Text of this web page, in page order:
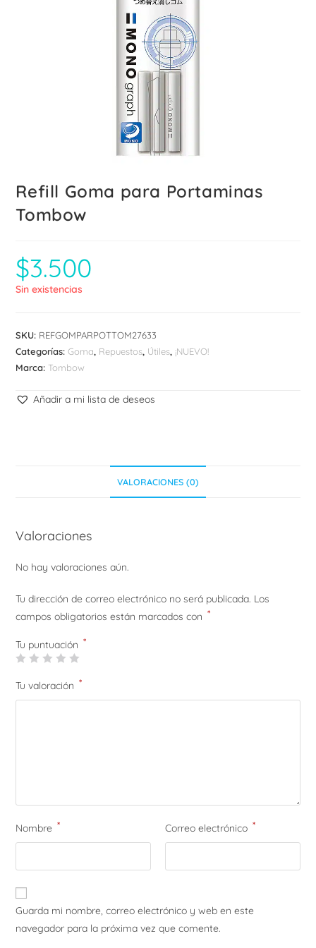
Refill Goma para Portaminas
Tombow
$3.500
Sin existencias
SKU: REFGOMPARPOTTOM27633
Categorías:Goma, Repuestos, Útiles, ¡NUEVO!
Marca:Tombow
Añadir a mi lista de deseos
VALORACIONES (0)
Valoraciones
No hay valoraciones aún.
Tu dirección de correo electrónico no será publicada. Los
campos obligatorios están marcados con *
Tu puntuación *
Tu valoración *
Nombre * Correo electrónico *
Guarda mi nombre, correo electrónico y web en este
navegador para la próxima vez que comente.